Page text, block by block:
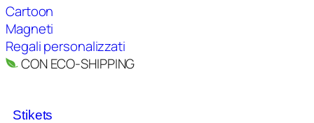
Cartoon
Magneti
Regali personalizzati
CON ECO-SHIPPING
Stikets